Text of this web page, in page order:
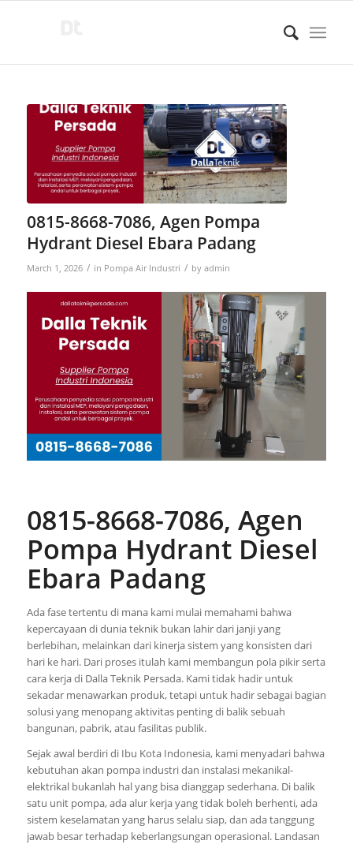
0815-8668-7086, Agen Pompa
Hydrant Diesel Ebara Padang
March 1, 2026 / in Pompa Air Industri / by admin
0815-8668-7086, Agen
Pompa Hydrant Diesel
Ebara Padang
Ada fase tertentu di mana kami mulai memahami bahwa
kepercayaan di dunia teknik bukan lahir dari janji yang
berlebihan, melainkan dari kinerja sistem yang konsisten dari
hari ke hari. Dari proses itulah kami membangun pola pikir serta
cara kerja di Dalla Teknik Persada. Kami tidak hadir untuk
sekadar menawarkan produk, tetapi untuk hadir sebagai bagian
solusi yang menopang aktivitas penting di balik sebuah
bangunan, pabrik, atau fasilitas publik.
Sejak awal berdiri di Ibu Kota Indonesia, kami menyadari bahwa
kebutuhan akan pompa industri dan instalasi mekanikal-
elektrikal bukanlah hal yang bisa dianggap sederhana. Di balik
satu unit pompa, ada alur kerja yang tidak boleh berhenti, ada
sistem keselamatan yang harus selalu siap, dan ada tanggung
jawab besar terhadap keberlangsungan operasional. Landasan